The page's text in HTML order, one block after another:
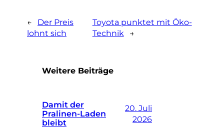
←
Der Preis
lohnt sich
Toyota punktet mit Öko-
Technik
→
Weitere Beiträge
Damit der
Pralinen-Laden
bleibt
20. Juli
2026